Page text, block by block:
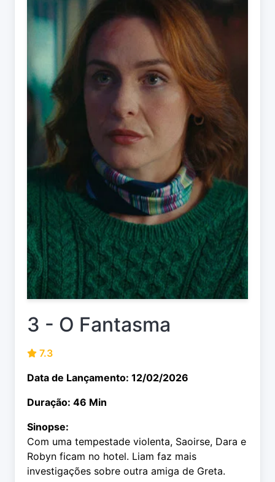
3 - O Fantasma
7.3
Data de Lançamento: 12/02/2026
Duração: 46 Min
Sinopse:
Com uma tempestade violenta, Saoirse, Dara e
Robyn ficam no hotel. Liam faz mais
investigações sobre outra amiga de Greta.